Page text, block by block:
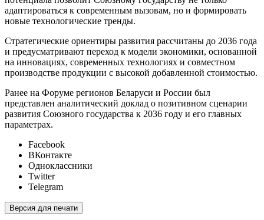
адаптироваться к современным вызовам, но и формировать
новые технологические тренды.
Стратегические ориентиры развития рассчитаны до 2036 года
и предусматривают переход к модели экономики, основанной
на инновациях, современных технологиях и совместном
производстве продукции с высокой добавленной стоимостью.
Ранее на Форуме регионов Беларуси и России был
представлен аналитический доклад о позитивном сценарии
развития Союзного государства к 2036 году и его главных
параметрах.
Facebook
ВКонтакте
Одноклассники
Twitter
Telegram
Версия для печати